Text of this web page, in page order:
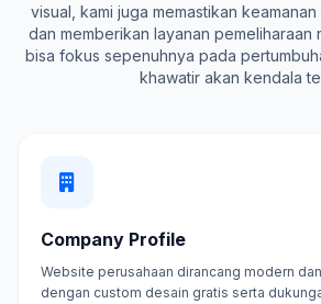
visual, kami juga memastikan
dan memberikan layanan pemeliharaan
bisa fokus sepenuhnya pada
khawatir akan kendala
Company Profile
Website perusahaan dirancang modern
dengan custom desain gratis serta